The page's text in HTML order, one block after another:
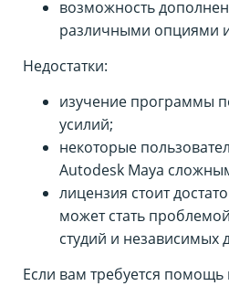
возможность
различными опциями
Недостатки:
изучение программы
усилий;
некоторые
Autodesk Maya
лицензия стоит
может стать
студий и независимых
Если вам требуется